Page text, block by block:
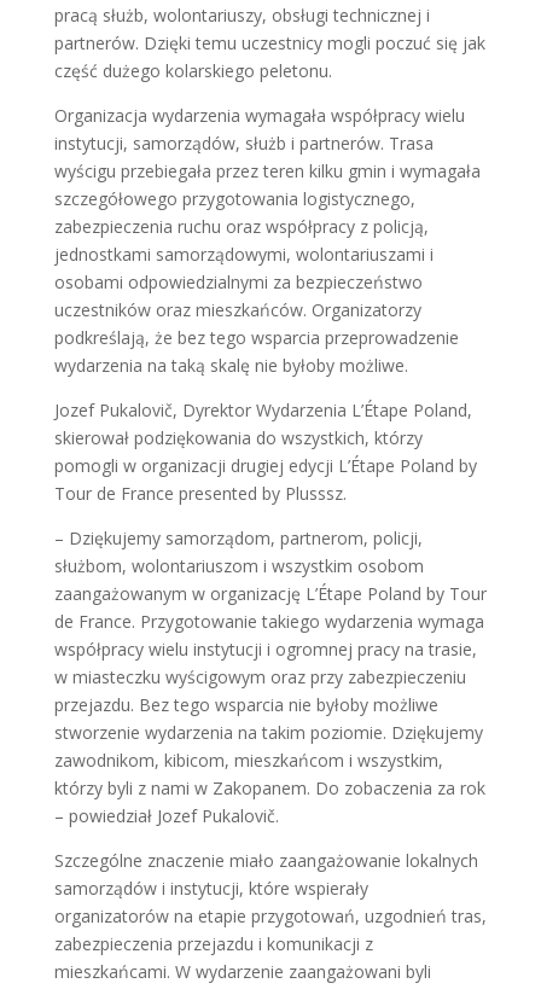
pracą służb, wolontariuszy, obsługi technicznej i
partnerów. Dzięki temu uczestnicy mogli poczuć się jak
część dużego kolarskiego peletonu.
Organizacja wydarzenia wymagała współpracy wielu
instytucji, samorządów, służb i partnerów. Trasa
wyścigu przebiegała przez teren kilku gmin i wymagała
szczegółowego przygotowania logistycznego,
zabezpieczenia ruchu oraz współpracy z policją,
jednostkami samorządowymi, wolontariuszami i
osobami odpowiedzialnymi za bezpieczeństwo
uczestników oraz mieszkańców. Organizatorzy
podkreślają, że bez tego wsparcia przeprowadzenie
wydarzenia na taką skalę nie byłoby możliwe.
Jozef Pukalovič, Dyrektor Wydarzenia L’Étape Poland,
skierował podziękowania do wszystkich, którzy
pomogli w organizacji drugiej edycji L’Étape Poland by
Tour de France presented by Plusssz.
– Dziękujemy samorządom, partnerom, policji,
służbom, wolontariuszom i wszystkim osobom
zaangażowanym w organizację L’Étape Poland by Tour
de France. Przygotowanie takiego wydarzenia wymaga
współpracy wielu instytucji i ogromnej pracy na trasie,
w miasteczku wyścigowym oraz przy zabezpieczeniu
przejazdu. Bez tego wsparcia nie byłoby możliwe
stworzenie wydarzenia na takim poziomie. Dziękujemy
zawodnikom, kibicom, mieszkańcom i wszystkim,
którzy byli z nami w Zakopanem. Do zobaczenia za rok
– powiedział Jozef Pukalovič.
Szczególne znaczenie miało zaangażowanie lokalnych
samorządów i instytucji, które wspierały
organizatorów na etapie przygotowań, uzgodnień tras,
zabezpieczenia przejazdu i komunikacji z
mieszkańcami. W wydarzenie zaangażowani byli